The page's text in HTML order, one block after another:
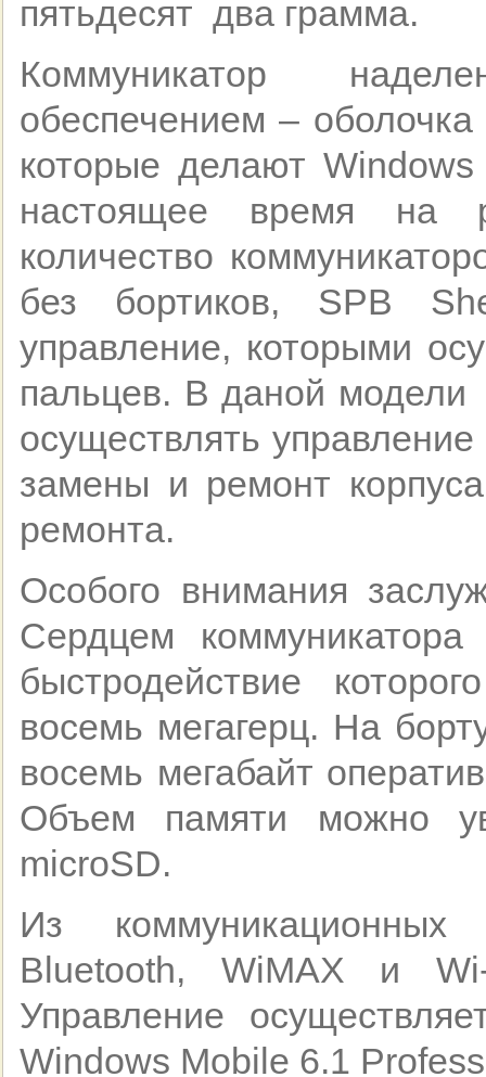
пятьдесят два грамма.
Коммуникатор
обеспечением –
которые делают
настоящее время на
количество
без бортиков, SPB
управление, которыми
пальцев. В даной модели
осуществлять
замены и ремонт
ремонта.
Особого внимания
Сердцем коммуникатора
быстродействие
восемь мегагерц. На
восемь мегабайт
Объем памяти можно
microSD.
Из коммуникационных
Bluetooth, WiMAX и
Управление
Windows Mobile 6.1